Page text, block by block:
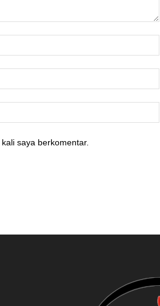
saya berkomentar.